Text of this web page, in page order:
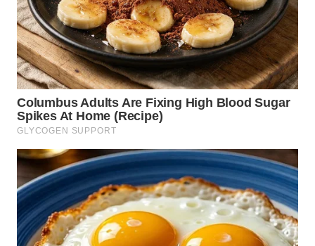
WN
SULUT
WN
MALUKU
WN
MALUT
WN
DAIRI
WN